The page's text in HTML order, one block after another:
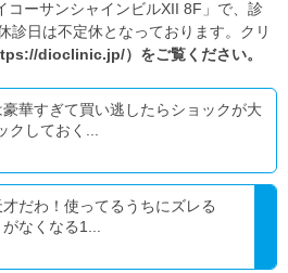
コーサンシャインビルXII 8F」で、診
診日は不定休となっております。クリ
dioclinic.jp/）をご覧ください。
華すぎて買い逃したらショックが大
クしておく...
だわ！使ってるうちにズレる
なくなる1...